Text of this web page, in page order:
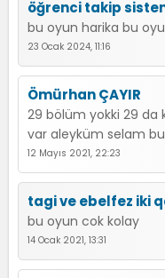
öğrenci takip
bu oyun harika bu
23 Ocak 2024, 11:16
Ömürhan ÇAYIR
29 bölüm yokki 29 da
var aleyküm selam
12 Mayıs 2021, 22:23
tagi ve ebelfez iki
bu oyun cok kolay
14 Ocak 2021, 13:31